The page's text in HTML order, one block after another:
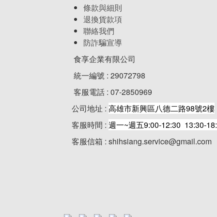
條款與細則
退換貨款項
聯絡我們
防詐騙宣導
食享企業有限公司
統一編號 : 29072798
客服電話 : 07-2850969
公司地址 : 高雄市新興區八德二路98號2樓
客服時間 : 週一~週五9:00-12:30 13:30-
客服信箱 : shihsiang.service@gmail.com